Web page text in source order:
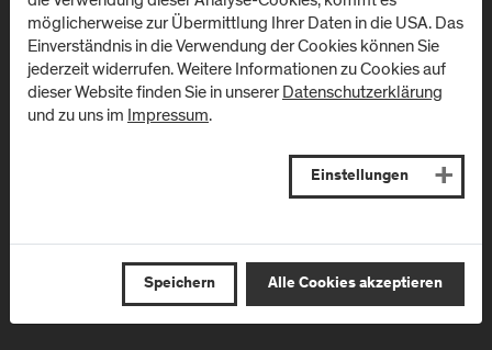
Anfahrt & Kontakt
Klinikum)
Schwarzenbergplatz 1
A-5620Schwarzach im
Anfahrt & Kontakt
Newsletter
möglicherweise zur Übermittlung Ihrer Daten in die USA. Das
Einverständnis in die Verwendung der Cookies können Sie
jederzeit widerrufen. Weitere Informationen zu Cookies auf
dieser Website finden Sie in unsererDatenschutzerklärung
und zu uns im Impressum.
Einstellungen
Speichern Alle Cookies akzeptieren